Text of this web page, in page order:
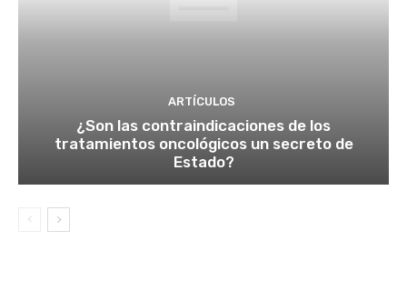
ARTÍCULOS
¿Son las contraindicaciones de los
tratamientos oncológicos un secreto de
Estado?